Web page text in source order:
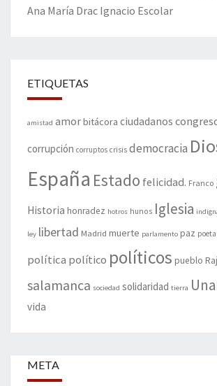
Ana María Drac Ignacio Escolar
ETIQUETAS
amistad amorbitácora ciudadanos
corrupción corruptos crisis democracia
España Estado felicidad. Franco
Historia honradez hotros hunos Iglesia
ley libertad Madrid muerte parlamento paz poeta
política político políticos pueblo
salamanca sociedad solidaridad tierra
vida
META